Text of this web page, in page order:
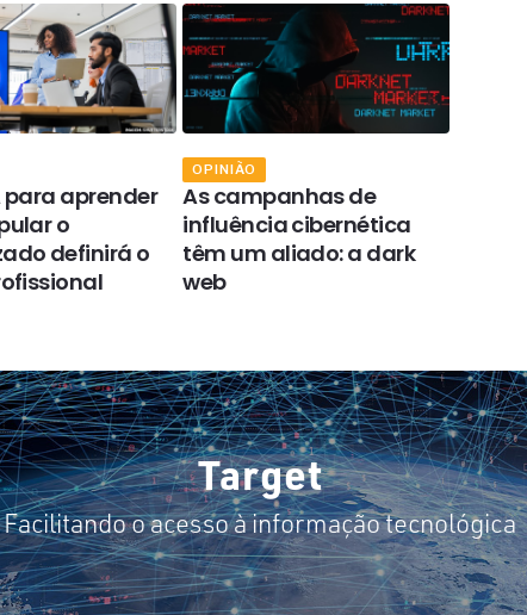
para aprender
o
definirá o
OPINIÃO
As campanhas de
influência cibernética
têm um aliado: a dark
web
Target
Facilitando o acesso à informação tecnológica